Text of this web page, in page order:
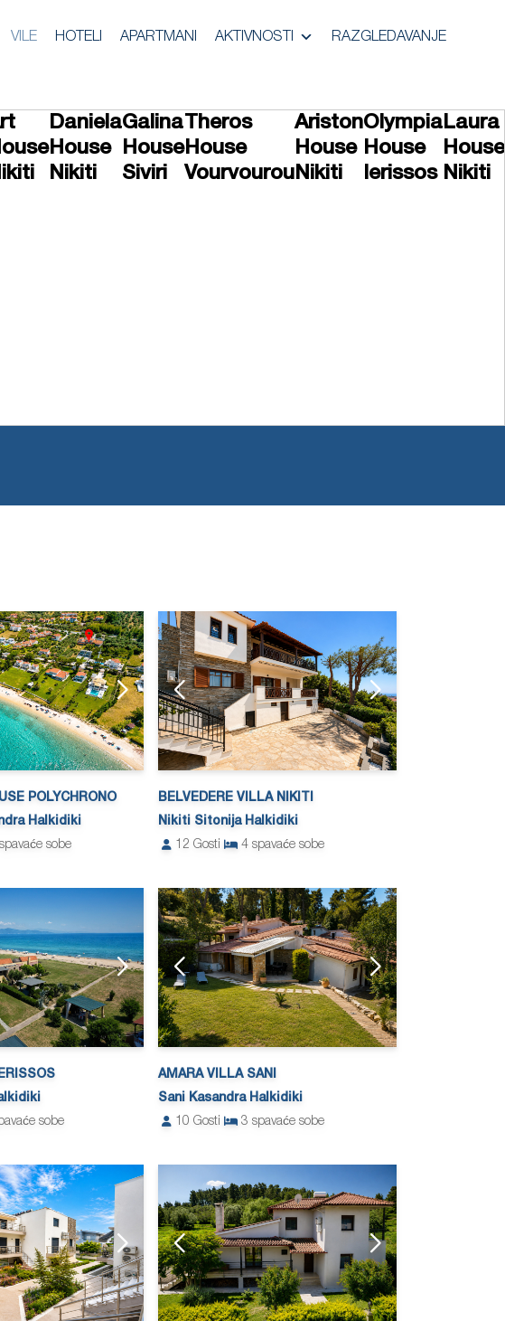
VILE HOTELI APARTMANI AKTIVNOSTI RAZGLEDAVANJE
Daniela
House
Nikiti
Galina
House
Siviri
Theros
House
Vourvourou
Ariston
House
Nikiti
Olympia
House
Ierissos
Laura
House
Nikiti
POLYCHRONO
Halkidiki
spavaće sobe
BELVEDERE VILLA NIKITI
Nikiti Sitonija Halkidiki
12 Gosti 4 spavaće sobe
sobe
AMARA VILLA SANI
Sani Kasandra Halkidiki
10 Gosti 3 spavaće sobe